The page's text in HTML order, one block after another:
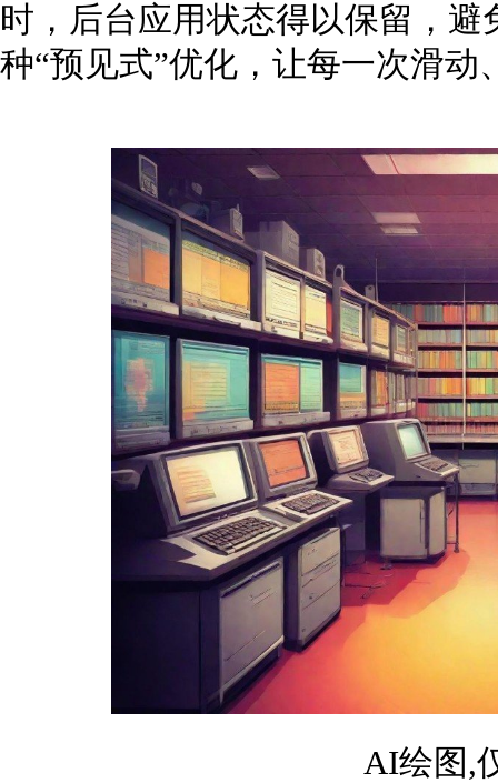
时，后台应用状态得以保留，
种“预见式”优化，让每一次滑
AI绘图,